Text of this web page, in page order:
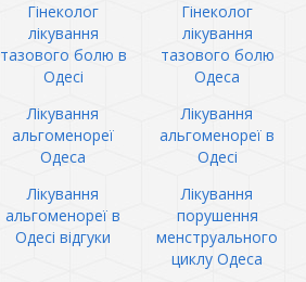
Гінеколог
лікування
тазового болю в
Одесі
Гінеколог
лікування
тазового болю
Одеса
Лікування
альгоменореї
Одеса
Лікування
альгоменореї в
Одесі
Лікування
альгоменореї в
Одесі відгуки
Лікування
порушення
менструального
циклу Одеса